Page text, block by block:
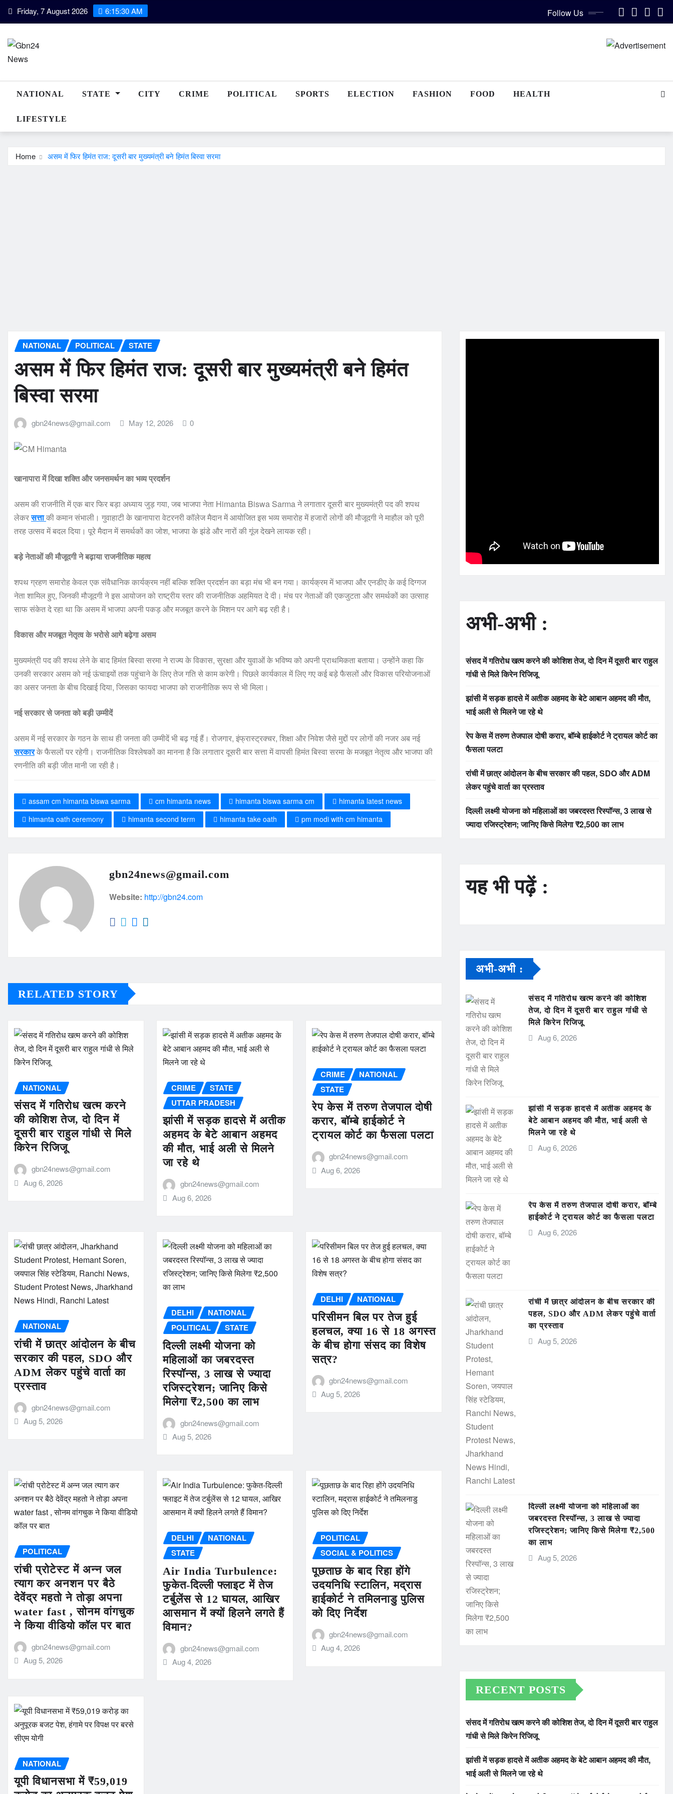
Skip Friday, 7 August 2026 6:15:30 AM Follow Us
NATIONAL STATE CITY CRIME POLITICAL SPORTS ELECTION FASHION FOOD HEALTH
LIFESTYLE
Home असम में फिर हिमंत राज: दूसरी बार मुख्यमंत्री बने हिमंत बिस्वा सरमा
NATIONAL POLITICAL STATE
असम में फिर हिमंत राज: दूसरी बार मुख्यमंत्री बने हिमंत
बिस्वा सरमा
gbn24news@gmail.com May 12, 2026 0
खानापारा में दिखा शक्ति और जनसमर्थन का भव्य प्रदर्शन
असम की राजनीति में एक बार फिर बड़ा अध्याय जुड़ गया, जब भाजपा नेता Himanta Biswa Sarma ने लगातार दूसरी बार मुख्यमंत्री पद की शपथ
लेकरसत्ताकी कमान संभाली। गुवाहाटी के खानापारा वेटरनरी कॉलेज मैदान में आयोजित इस भव्य समारोह में हजारों लोगों की मौजूदगी ने माहौल को पूरी
तरह उत्सव में बदल दिया। पूरे मैदान में समर्थकों का जोश, भाजपा के झंडे और नारों की गूंज देखने लायक रही।
बड़े नेताओं की मौजूदगी ने बढ़ाया राजनीतिक महत्व
शपथ ग्रहण समारोह केवल एक संवैधानिक कार्यक्रम नहीं बल्कि शक्ति प्रदर्शन का बड़ा मंच भी बन गया। कार्यक्रम में भाजपा और एनडीए के कई दिग्गज
नेता शामिल हुए, जिनकी मौजूदगी ने इस आयोजन को राष्ट्रीय स्तर की राजनीतिक अहमियत दे दी। मंच पर नेताओं की एकजुटता और समर्थकों का उत्साह
साफ संकेत दे रहा था कि असम में भाजपा अपनी पकड़ और मजबूत करने के मिशन पर आगे बढ़ रही है।
विकास और मजबूत नेतृत्व के भरोसे आगे बढ़ेगा असम
मुख्यमंत्री पद की शपथ लेने के बाद हिमंत बिस्वा सरमा ने राज्य के विकास, सुरक्षा और युवाओं के भविष्य को अपनी प्राथमिकता बताया। उन्होंने कहा कि
उनकी सरकार असम को नई ऊंचाइयों तक पहुंचाने के लिए तेज गति से काम करेगी। पिछले कार्यकाल में लिए गए कई बड़े फैसलों और विकास परियोजनाओं
का असर जनता के बीच दिखाई दिया, जिसका फायदा भाजपा को राजनीतिक रूप से भी मिला।
नई सरकार से जनता को बड़ी उम्मीदें
असम में नई सरकार के गठन के साथ ही जनता की उम्मीदें भी बढ़ गई हैं। रोजगार, इंफ्रास्ट्रक्चर, शिक्षा और निवेश जैसे मुद्दों पर लोगों की नजर अब नई
सरकारके फैसलों पर रहेगी। राजनीतिक विश्लेषकों का मानना है कि लगातार दूसरी बार सत्ता में वापसी हिमंत बिस्वा सरमा के मजबूत नेतृत्व और भाजपा की
रणनीति की बड़ी जीत मानी जा रही है।
assam cm himanta biswa sarma cm himanta news himanta biswa sarma cm
himanta latest news
himanta oath ceremony
himanta second term himanta take oath pm modi with cm himanta
gbn24news@gmail.com
Website: http://gbn24.com
RELATED STORY
NATIONAL
संसद में गतिरोध खत्म करने
की कोशिश तेज, दो दिन में
दूसरी बार राहुल गांधी से मिले
किरेन रिजिजू
gbn24news@gmail.com
Aug 6, 2026
CRIME
STATE
UTTAR PRADESH
झांसी में सड़क हादसे में अतीक
अहमद के बेटे आबान अहमद
की मौत, भाई अली से मिलने
जा रहे थे
gbn24news@gmail.com
Aug 6, 2026
CRIME
NATIONAL
STATE
रेप केस में तरुण तेजपाल दोषी
करार, बॉम्बे हाईकोर्ट ने
ट्रायल कोर्ट का फैसला पलटा
gbn24news@gmail.com
Aug 6, 2026
NATIONAL
रांची में छात्र आंदोलन के बीच
सरकार की पहल, SDO और
ADM लेकर पहुंचे वार्ता का
प्रस्ताव
gbn24news@gmail.com
Aug 5, 2026
DELHI
NATIONAL
POLITICAL
STATE
दिल्ली लक्ष्मी योजना को
महिलाओं का जबरदस्त
रिस्पॉन्स, 3 लाख से ज्यादा
रजिस्ट्रेशन; जानिए किसे
मिलेगा ₹2,500 का लाभ
gbn24news@gmail.com
Aug 5, 2026
DELHI NATIONAL
परिसीमन बिल पर तेज हुई
हलचल, क्या 16 से 18 अगस्त
के बीच होगा संसद का विशेष
सत्र?
gbn24news@gmail.com
Aug 5, 2026
POLITICAL
रांची प्रोटेस्ट में अन्न जल
त्याग कर अनशन पर बैठे
देवेंद्र महतो ने तोड़ा अपना
water fast , सोनम वांगचुक
ने किया वीडियो कॉल पर बात
gbn24news@gmail.com
Aug 5, 2026
DELHI
NATIONAL
STATE
Air India Turbulence:
फुकेत-दिल्ली फ्लाइट में तेज
टर्बुलेंस से 12 घायल, आखिर
आसमान में क्यों हिलने लगते हैं
विमान?
gbn24news@gmail.com
Aug 4, 2026
POLITICAL
SOCIAL & POLITICS
पूछताछ के बाद रिहा होंगे
उदयनिधि स्टालिन, मद्रास
हाईकोर्ट ने तमिलनाडु पुलिस
को दिए निर्देश
gbn24news@gmail.com
Aug 4, 2026
NATIONAL
यूपी विधानसभा में ₹59,019
अभी-अभी :
संसद में गतिरोध खत्म करने की कोशिश तेज, दो दिन में दूसरी बार राहुल
गांधी से मिले किरेन रिजिजू
झांसी में सड़क हादसे में अतीक अहमद के बेटे आबान अहमद की मौत,
भाई अली से मिलने जा रहे थे
रेप केस में तरुण तेजपाल दोषी करार, बॉम्बे हाईकोर्ट ने ट्रायल कोर्ट का
फैसला पलटा
रांची में छात्र आंदोलन के बीच सरकार की पहल, SDO और ADM
लेकर पहुंचे वार्ता का प्रस्ताव
दिल्ली लक्ष्मी योजना को महिलाओं का जबरदस्त रिस्पॉन्स, 3 लाख से
ज्यादा रजिस्ट्रेशन; जानिए किसे मिलेगा ₹2,500 का लाभ
यह भी पढ़ें :
अभी-अभी :
संसद में गतिरोध खत्म करने की कोशिश
तेज, दो दिन में दूसरी बार राहुल गांधी से
मिले किरेन रिजिजू
Aug 6, 2026
झांसी में सड़क हादसे में अतीक अहमद के
बेटे आबान अहमद की मौत, भाई अली से
मिलने जा रहे थे
Aug 6, 2026
रेप केस में तरुण तेजपाल दोषी करार, बॉम्बे
हाईकोर्ट ने ट्रायल कोर्ट का फैसला पलटा
Aug 6, 2026
रांची में छात्र आंदोलन के बीच सरकार की
पहल, SDO और ADM लेकर पहुंचे वार्ता
का प्रस्ताव
Aug 5, 2026
दिल्ली लक्ष्मी योजना को महिलाओं का
जबरदस्त रिस्पॉन्स, 3 लाख से ज्यादा
रजिस्ट्रेशन; जानिए किसे मिलेगा ₹2,500
का लाभ
Aug 5, 2026
RECENT POSTS
संसद में गतिरोध खत्म करने की कोशिश तेज, दो दिन में दूसरी बार राहुल
गांधी से मिले किरेन रिजिजू
झांसी में सड़क हादसे में अतीक अहमद के बेटे आबान अहमद की मौत,
भाई अली से मिलने जा रहे थे